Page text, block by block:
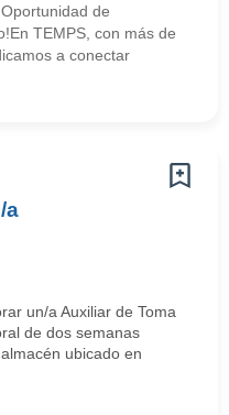
de
TEMPS, con más de
a conectar
a
un/a Auxiliar de Toma
de dos semanas
ubicado en